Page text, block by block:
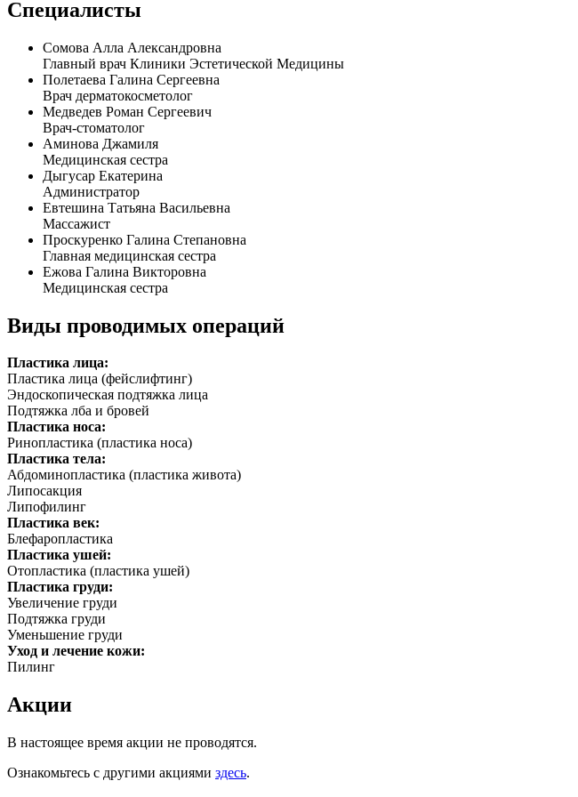
Специалисты
Сомова Алла Александровна
Главный врач Клиники Эстетической Медицины
Полетаева Галина Сергеевна
Врач дерматокосметолог
Медведев Роман Сергеевич
Врач-стоматолог
Аминова Джамиля
Медицинская сестра
Дыгусар Екатерина
Администратор
Евтешина Татьяна Васильевна
Массажист
Проскуренко Галина Степановна
Главная медицинская сестра
Ежова Галина Викторовна
Медицинская сестра
Виды проводимых операций
Пластика лица:
Пластика лица (фейслифтинг)
Эндоскопическая подтяжка лица
Подтяжка лба и бровей
Пластика носа:
Ринопластика (пластика носа)
Пластика тела:
Абдоминопластика (пластика живота)
Липосакция
Липофилинг
Пластика век:
Блефаропластика
Пластика ушей:
Отопластика (пластика ушей)
Пластика груди:
Увеличение груди
Подтяжка груди
Уменьшение груди
Уход и лечение кожи:
Пилинг
Акции
В настоящее время акции не проводятся.
Ознакомьтесь с другими акциями здесь.